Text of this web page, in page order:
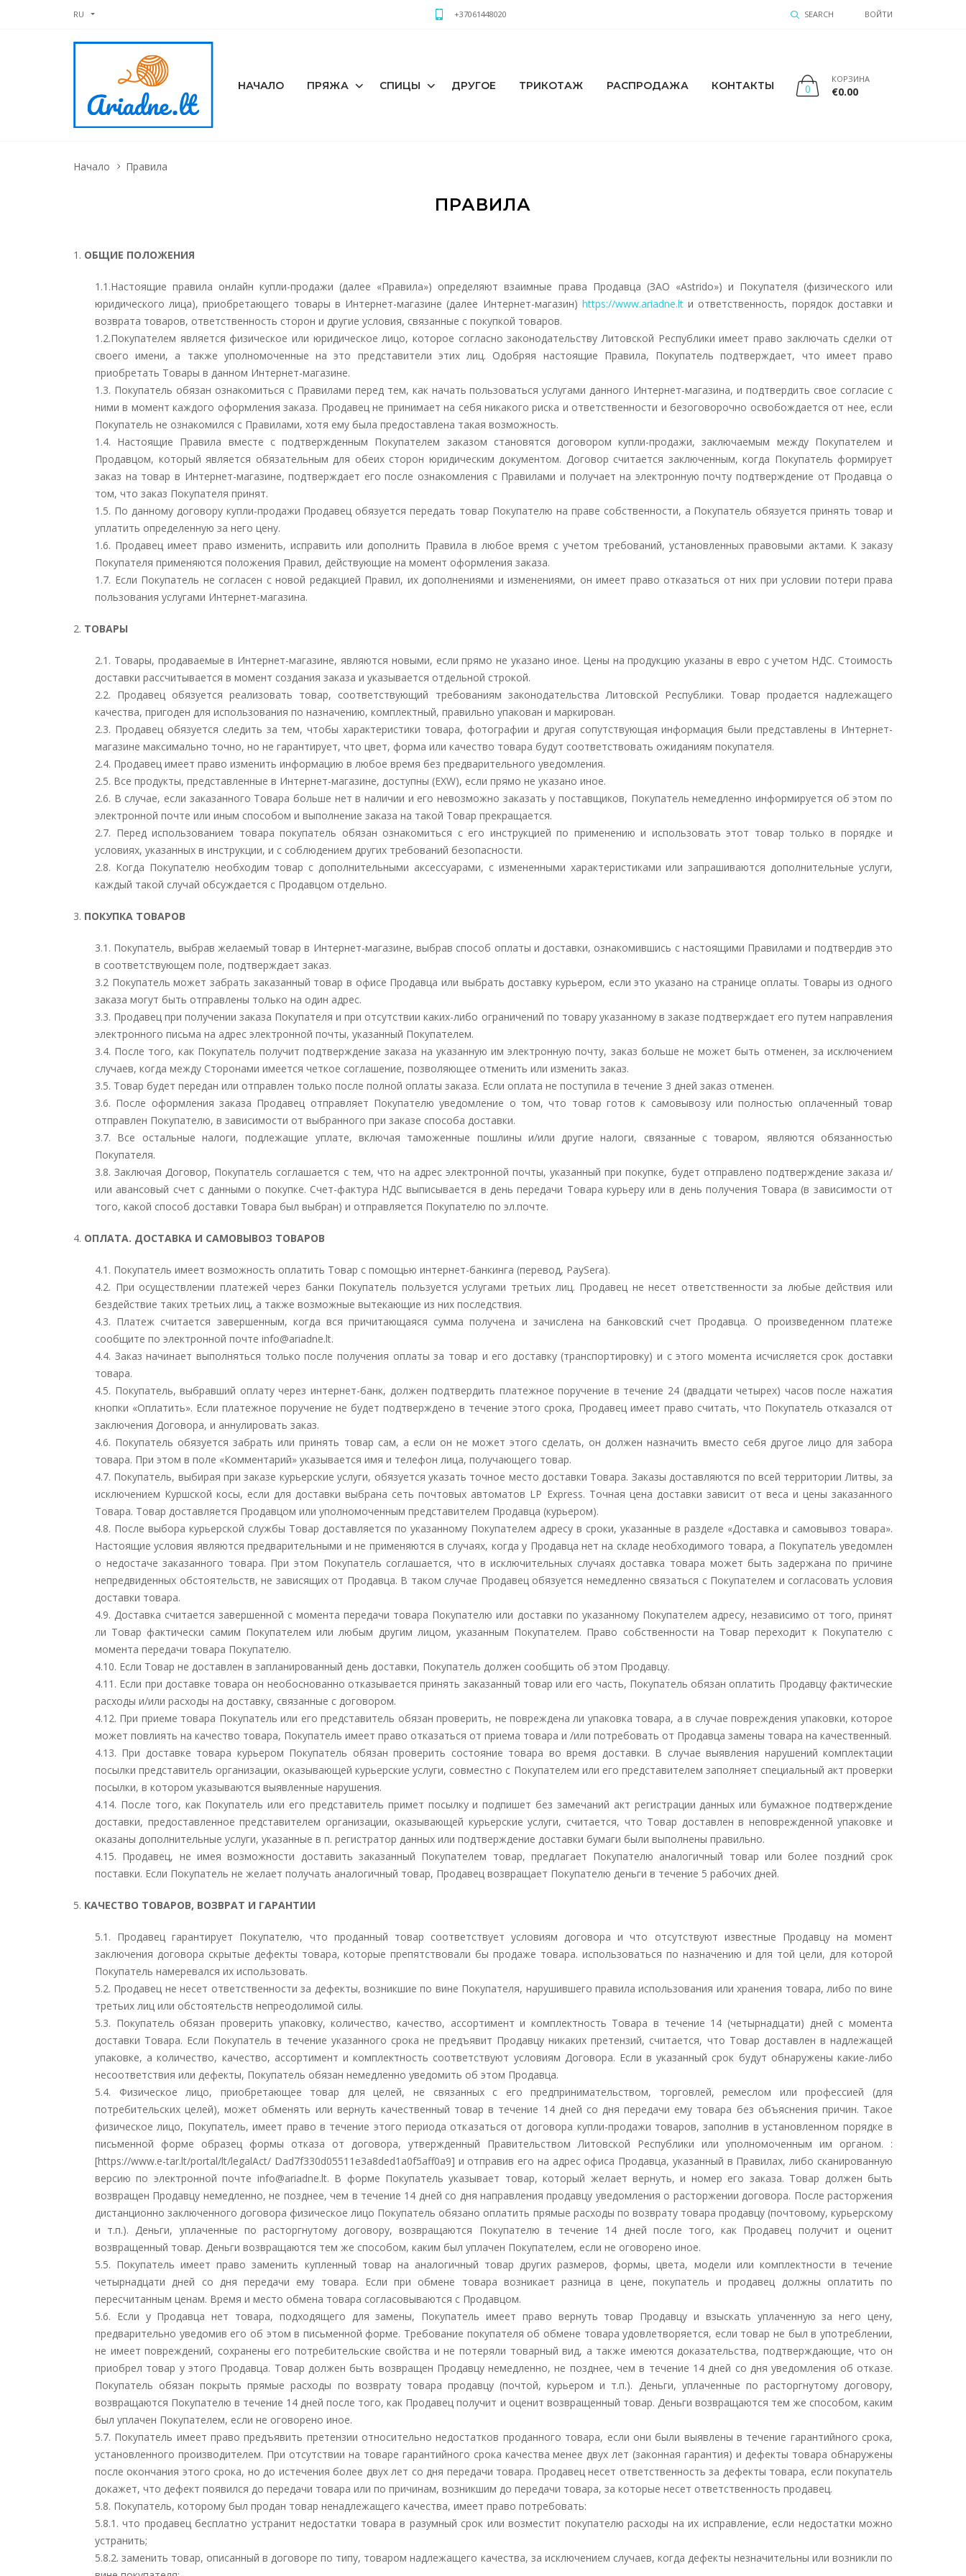
RU +37061448020 SEARCH ВОЙТИ
НАЧАЛО ПРЯЖА СПИЦЫ ДРУГОЕ ТРИКОТАЖ РАСПРОДАЖА КОНТАКТЫ 0
КОРЗИНА
€0.00
Начало Правила
ПРАВИЛА
1. ОБЩИЕ ПОЛОЖЕНИЯ
1.1.Настоящие правила онлайн купли-продажи (далее «Правила») определяют взаимные права Продавца (ЗАО «Astrido») и Покупателя (физического или
юридического лица), приобретающего товары в Интернет-магазине (далее Интернет-магазин) https://www.ariadne.ltи ответственность, порядок доставки и
возврата товаров, ответственность сторон и другие условия, связанные с покупкой товаров.
1.2.Покупателем является физическое или юридическое лицо, которое согласно законодательству Литовской Республики имеет право заключать сделки от
своего имени, а также уполномоченные на это представители этих лиц. Одобряя настоящие Правила, Покупатель подтверждает, что имеет право
приобретать Товары в данном Интернет-магазине.
1.3. Покупатель обязан ознакомиться с Правилами перед тем, как начать пользоваться услугами данного Интернет-магазина, и подтвердить свое согласие с
ними в момент каждого оформления заказа. Продавец не принимает на себя никакого риска и ответственности и безоговорочно освобождается от нее, если
Покупатель не ознакомился с Правилами, хотя ему была предоставлена такая возможность.
1.4. Настоящие Правила вместе с подтвержденным Покупателем заказом становятся договором купли-продажи, заключаемым между Покупателем и
Продавцом, который является обязательным для обеих сторон юридическим документом. Договор считается заключенным, когда Покупатель формирует
заказ на товар в Интернет-магазине, подтверждает его после ознакомления с Правилами и получает на электронную почту подтверждение от Продавца о
том, что заказ Покупателя принят.
1.5. По данному договору купли-продажи Продавец обязуется передать товар Покупателю на праве собственности, а Покупатель обязуется принять товар и
уплатить определенную за него цену.
1.6. Продавец имеет право изменить, исправить или дополнить Правила в любое время с учетом требований, установленных правовыми актами. К заказу
Покупателя применяются положения Правил, действующие на момент оформления заказа.
1.7. Если Покупатель не согласен с новой редакцией Правил, их дополнениями и изменениями, он имеет право отказаться от них при условии потери права
пользования услугами Интернет-магазина.
2. ТОВАРЫ
2.1. Товары, продаваемые в Интернет-магазине, являются новыми, если прямо не указано иное. Цены на продукцию указаны в евро с учетом НДС. Стоимость
доставки рассчитывается в момент создания заказа и указывается отдельной строкой.
2.2. Продавец обязуется реализовать товар, соответствующий требованиям законодательства Литовской Республики. Товар продается надлежащего
качества, пригоден для использования по назначению, комплектный, правильно упакован и маркирован.
2.3. Продавец обязуется следить за тем, чтобы характеристики товара, фотографии и другая сопутствующая информация были представлены в Интернет-
магазине максимально точно, но не гарантирует, что цвет, форма или качество товара будут соответствовать ожиданиям покупателя.
2.4. Продавец имеет право изменить информацию в любое время без предварительного уведомления.
2.5. Все продукты, представленные в Интернет-магазине, доступны (EXW), если прямо не указано иное.
2.6. В случае, если заказанного Товара больше нет в наличии и его невозможно заказать у поставщиков, Покупатель немедленно информируется об этом по
электронной почте или иным способом и выполнение заказа на такой Товар прекращается.
2.7. Перед использованием товара покупатель обязан ознакомиться с его инструкцией по применению и использовать этот товар только в порядке и
условиях, указанных в инструкции, и с соблюдением других требований безопасности.
2.8. Когда Покупателю необходим товар с дополнительными аксессуарами, с измененными характеристиками или запрашиваются дополнительные услуги,
каждый такой случай обсуждается с Продавцом отдельно.
3. ПОКУПКА ТОВАРОВ
3.1. Покупатель, выбрав желаемый товар в Интернет-магазине, выбрав способ оплаты и доставки, ознакомившись с настоящими Правилами и подтвердив это
в соответствующем поле, подтверждает заказ.
3.2 Покупатель может забрать заказанный товар в офисе Продавца или выбрать доставку курьером, если это указано на странице оплаты. Товары из одного
заказа могут быть отправлены только на один адрес.
3.3. Продавец при получении заказа Покупателя и при отсутствии каких-либо ограничений по товару указанному в заказе подтверждает его путем направления
электронного письма на адрес электронной почты, указанный Покупателем.
3.4. После того, как Покупатель получит подтверждение заказа на указанную им электронную почту, заказ больше не может быть отменен, за исключением
случаев, когда между Сторонами имеется четкое соглашение, позволяющее отменить или изменить заказ.
3.5. Товар будет передан или отправлен только после полной оплаты заказа. Если оплата не поступила в течение 3 дней заказ отменен.
3.6. После оформления заказа Продавец отправляет Покупателю уведомление о том, что товар готов к самовывозу или полностью оплаченный товар
отправлен Покупателю, в зависимости от выбранного при заказе способа доставки.
3.7. Все остальные налоги, подлежащие уплате, включая таможенные пошлины и/или другие налоги, связанные с товаром, являются обязанностью
Покупателя.
3.8. Заключая Договор, Покупатель соглашается с тем, что на адрес электронной почты, указанный при покупке, будет отправлено подтверждение заказа и/
или авансовый счет с данными о покупке. Счет-фактура НДС выписывается в день передачи Товара курьеру или в день получения Товара (в зависимости от
того, какой способ доставки Товара был выбран) и отправляется Покупателю по эл.почте.
4. ОПЛАТА. ДОСТАВКА И САМОВЫВОЗ ТОВАРОВ
4.1. Покупатель имеет возможность оплатить Товар с помощью интернет-банкинга (перевод, PaySera).
4.2. При осуществлении платежей через банки Покупатель пользуется услугами третьих лиц. Продавец не несет ответственности за любые действия или
бездействие таких третьих лиц, а также возможные вытекающие из них последствия.
4.3. Платеж считается завершенным, когда вся причитающаяся сумма получена и зачислена на банковский счет Продавца. О произведенном платеже
сообщите по электронной почте info@ariadne.lt.
4.4. Заказ начинает выполняться только после получения оплаты за товар и его доставку (транспортировку) и с этого момента исчисляется срок доставки
товара.
4.5. Покупатель, выбравший оплату через интернет-банк, должен подтвердить платежное поручение в течение 24 (двадцати четырех) часов после нажатия
кнопки «Оплатить». Если платежное поручение не будет подтверждено в течение этого срока, Продавец имеет право считать, что Покупатель отказался от
заключения Договора, и аннулировать заказ.
4.6. Покупатель обязуется забрать или принять товар сам, а если он не может этого сделать, он должен назначить вместо себя другое лицо для забора
товара. При этом в поле «Комментарий» указывается имя и телефон лица, получающего товар.
4.7. Покупатель, выбирая при заказе курьерские услуги, обязуется указать точное место доставки Товара. Заказы доставляются по всей территории Литвы, за
исключением Куршской косы, если для доставки выбрана сеть почтовых автоматов LP Express. Точная цена доставки зависит от веса и цены заказанного
Товара. Товар доставляется Продавцом или уполномоченным представителем Продавца (курьером).
4.8. После выбора курьерской службы Товар доставляется по указанному Покупателем адресу в сроки, указанные в разделе «Доставка и самовывоз товара».
Настоящие условия являются предварительными и не применяются в случаях, когда у Продавца нет на складе необходимого товара, а Покупатель уведомлен
о недостаче заказанного товара. При этом Покупатель соглашается, что в исключительных случаях доставка товара может быть задержана по причине
непредвиденных обстоятельств, не зависящих от Продавца. В таком случае Продавец обязуется немедленно связаться с Покупателем и согласовать условия
доставки товара.
4.9. Доставка считается завершенной с момента передачи товара Покупателю или доставки по указанному Покупателем адресу, независимо от того, принят
ли Товар фактически самим Покупателем или любым другим лицом, указанным Покупателем. Право собственности на Товар переходит к Покупателю с
момента передачи товара Покупателю.
4.10. Если Товар не доставлен в запланированный день доставки, Покупатель должен сообщить об этом Продавцу.
4.11. Если при доставке товара он необоснованно отказывается принять заказанный товар или его часть, Покупатель обязан оплатить Продавцу фактические
расходы и/или расходы на доставку, связанные с договором.
4.12. При приеме товара Покупатель или его представитель обязан проверить, не повреждена ли упаковка товара, а в случае повреждения упаковки, которое
может повлиять на качество товара, Покупатель имеет право отказаться от приема товара и /или потребовать от Продавца замены товара на качественный.
4.13. При доставке товара курьером Покупатель обязан проверить состояние товара во время доставки. В случае выявления нарушений комплектации
посылки представитель организации, оказывающей курьерские услуги, совместно с Покупателем или его представителем заполняет специальный акт проверки
посылки, в котором указываются выявленные нарушения.
4.14. После того, как Покупатель или его представитель примет посылку и подпишет без замечаний акт регистрации данных или бумажное подтверждение
доставки, предоставленное представителем организации, оказывающей курьерские услуги, считается, что Товар доставлен в неповрежденной упаковке и
оказаны дополнительные услуги, указанные в п. регистратор данных или подтверждение доставки бумаги были выполнены правильно.
4.15. Продавец, не имея возможности доставить заказанный Покупателем товар, предлагает Покупателю аналогичный товар или более поздний срок
поставки. Если Покупатель не желает получать аналогичный товар, Продавец возвращает Покупателю деньги в течение 5 рабочих дней.
5. КАЧЕСТВО ТОВАРОВ, ВОЗВРАТ И ГАРАНТИИ
5.1. Продавец гарантирует Покупателю, что проданный товар соответствует условиям договора и что отсутствуют известные Продавцу на момент
заключения договора скрытые дефекты товара, которые препятствовали бы продаже товара. использоваться по назначению и для той цели, для которой
Покупатель намеревался их использовать.
5.2. Продавец не несет ответственности за дефекты, возникшие по вине Покупателя, нарушившего правила использования или хранения товара, либо по вине
третьих лиц или обстоятельств непреодолимой силы.
5.3. Покупатель обязан проверить упаковку, количество, качество, ассортимент и комплектность Товара в течение 14 (четырнадцати) дней с момента
доставки Товара. Если Покупатель в течение указанного срока не предъявит Продавцу никаких претензий, считается, что Товар доставлен в надлежащей
упаковке, а количество, качество, ассортимент и комплектность соответствуют условиям Договора. Если в указанный срок будут обнаружены какие-либо
несоответствия или дефекты, Покупатель обязан немедленно уведомить об этом Продавца.
5.4. Физическое лицо, приобретающее товар для целей, не связанных с его предпринимательством, торговлей, ремеслом или профессией (для
потребительских целей), может обменять или вернуть качественный товар в течение 14 дней со дня передачи ему товара без объяснения причин. Такое
физическое лицо, Покупатель, имеет право в течение этого периода отказаться от договора купли-продажи товаров, заполнив в установленном порядке в
письменной форме образец формы отказа от договора, утвержденный Правительством Литовской Республики или уполномоченным им органом. :
[https://www.e-tar.lt/portal/lt/legalAct/ Dad7f330d05511e3a8ded1a0f5aff0a9] и отправив его на адрес офиса Продавца, указанный в Правилах, либо сканированную
версию по электронной почте info@ariadne.lt. В форме Покупатель указывает товар, который желает вернуть, и номер его заказа. Товар должен быть
возвращен Продавцу немедленно, не позднее, чем в течение 14 дней со дня направления продавцу уведомления о расторжении договора. После расторжения
дистанционно заключенного договора физическое лицо Покупатель обязано оплатить прямые расходы по возврату товара продавцу (почтовому, курьерскому
и т.п.). Деньги, уплаченные по расторгнутому договору, возвращаются Покупателю в течение 14 дней после того, как Продавец получит и оценит
возвращенный товар. Деньги возвращаются тем же способом, каким был уплачен Покупателем, если не оговорено иное.
5.5. Покупатель имеет право заменить купленный товар на аналогичный товар других размеров, формы, цвета, модели или комплектности в течение
четырнадцати дней со дня передачи ему товара. Если при обмене товара возникает разница в цене, покупатель и продавец должны оплатить по
пересчитанным ценам. Время и место обмена товара согласовываются с Продавцом.
5.6. Если у Продавца нет товара, подходящего для замены, Покупатель имеет право вернуть товар Продавцу и взыскать уплаченную за него цену,
предварительно уведомив его об этом в письменной форме. Требование покупателя об обмене товара удовлетворяется, если товар не был в употреблении,
не имеет повреждений, сохранены его потребительские свойства и не потеряли товарный вид, а также имеются доказательства, подтверждающие, что он
приобрел товар у этого Продавца. Товар должен быть возвращен Продавцу немедленно, не позднее, чем в течение 14 дней со дня уведомления об отказе.
Покупатель обязан покрыть прямые расходы по возврату товара продавцу (почтой, курьером и т.п.). Деньги, уплаченные по расторгнутому договору,
возвращаются Покупателю в течение 14 дней после того, как Продавец получит и оценит возвращенный товар. Деньги возвращаются тем же способом, каким
был уплачен Покупателем, если не оговорено иное.
5.7. Покупатель имеет право предъявить претензии относительно недостатков проданного товара, если они были выявлены в течение гарантийного срока,
установленного производителем. При отсутствии на товаре гарантийного срока качества менее двух лет (законная гарантия) и дефекты товара обнаружены
после окончания этого срока, но до истечения более двух лет со дня передачи товара. Продавец несет ответственность за дефекты товара, если покупатель
докажет, что дефект появился до передачи товара или по причинам, возникшим до передачи товара, за которые несет ответственность продавец.
5.8. Покупатель, которому был продан товар ненадлежащего качества, имеет право потребовать:
5.8.1. что продавец бесплатно устранит недостатки товара в разумный срок или возместит покупателю расходы на их исправление, если недостатки можно
устранить;
5.8.2. заменить товар, описанный в договоре по типу, товаром надлежащего качества, за исключением случаев, когда дефекты незначительны или возникли по